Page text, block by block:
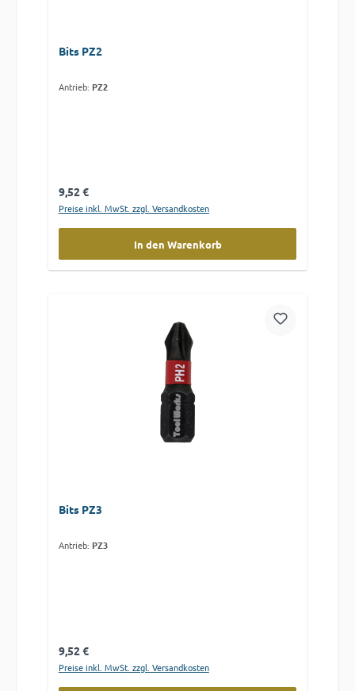
Bits PZ2
Antrieb: PZ2
Regulärer Preis:
9,52 €
Preise inkl. MwSt. zzgl. Versandkosten
In den Warenkorb
Bits PZ3
Antrieb: PZ3
Regulärer Preis:
9,52 €
Preise inkl. MwSt. zzgl. Versandkosten